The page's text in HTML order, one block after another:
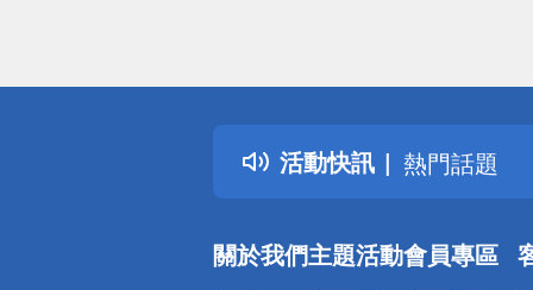
活動快訊
詐騙網頁！
得獎公告
熱門話題
銀行優惠
詐騙網頁！
關於我們主題活動會員專區